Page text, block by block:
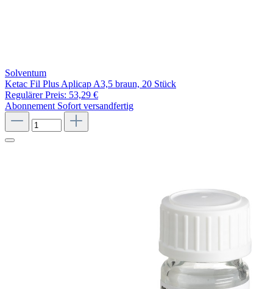
Solventum
Ketac Fil Plus Aplicap A3,5 braun, 20 Stück
Regulärer Preis: 53,29 €
Abonnement Sofort versandfertig